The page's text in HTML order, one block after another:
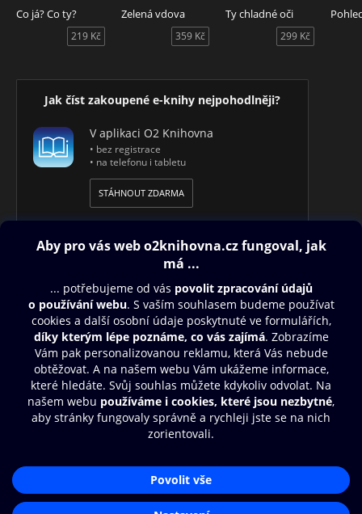
Co já? Co ty?
219 Kč
Zelená vdova
359 Kč
Ty chladné oči
299 Kč
Jak číst zakoupené e-knihy nejpohodlněji?
V aplikaci O2 Knihovna
• bez registrace
• na telefonu i tabletu
STÁHNOUT ZDARMA
Obsah ke stažení
Moje O2 Knihovna
Další zábava
© O2 Czech Republic a.s.
Zásady zpracování osobních údajůAplikace O2 Knihovna